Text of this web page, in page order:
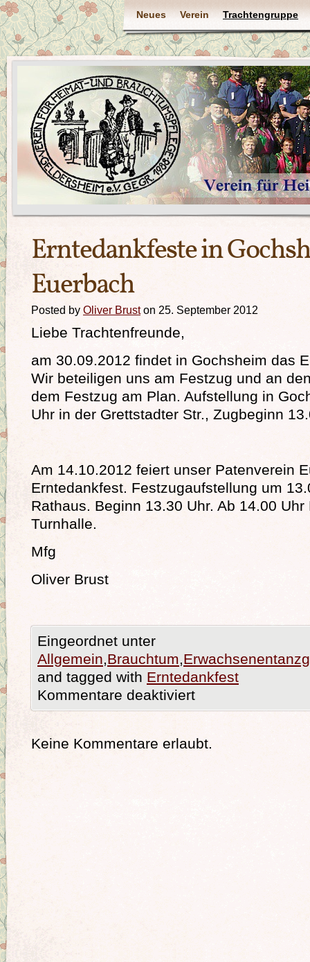
Neues Verein Trachtengruppe
Erntedankfeste in
Euerbach
Posted by Oliver Bruston 25. September 2012
Liebe Trachtenfreunde,
am 30.09.2012 findet in Gochsheim das
Wir beteiligen uns am Festzug und an
dem Festzug am Plan. Aufstellung in
Uhr in der Grettstadter Str., Zugbeginn
Am 14.10.2012 feiert unser Patenverein
Erntedankfest. Festzugaufstellung um
Rathaus. Beginn 13.30 Uhr. Ab 14.00
Turnhalle.
Mfg
Oliver Brust
Eingeordnet unter
Allgemein,Brauchtum,
and tagged with Erntedankfest
Kommentare deaktiviert
Keine Kommentare erlaubt.